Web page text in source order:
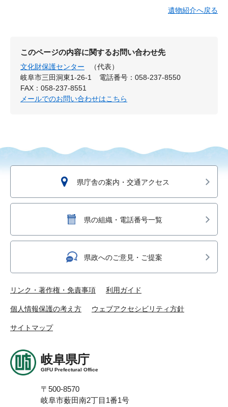
遺物紹介へ戻る
このページの内容に関するお問い合わせ先
文化財保護センター
（代表）
岐阜市三田洞東1-26-1
電話番号：058-237-8550
FAX：058-237-8551
メールでのお問い合わせはこちら
県庁舎の案内・交通アクセス
県の組織・電話番号一覧
県政へのご意見・ご提案
リンク・著作権・免責事項 利用ガイド
個人情報保護の考え方 ウェブアクセシビリティ方針
サイトマップ
岐阜県庁
GIFU Prefectural Office
〒500-8570
岐阜市薮田南2丁目1番1号